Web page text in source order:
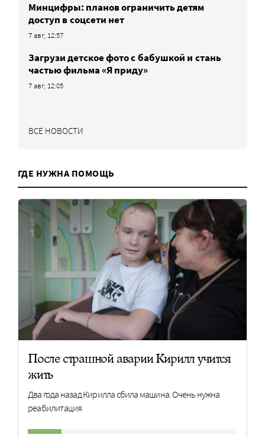
Минцифры: планов ограничить детям
доступ в соцсети нет
7 авг, 12:57
Загрузи детское фото с бабушкой и стань
частью фильма «Я приду»
7 авг, 12:05
ВСЕ НОВОСТИ
ГДЕ НУЖНА ПОМОЩЬ
После страшной аварии Кирилл учится
жить
Два года назад Кирилла сбила машина. Очень нужна
реабилитация